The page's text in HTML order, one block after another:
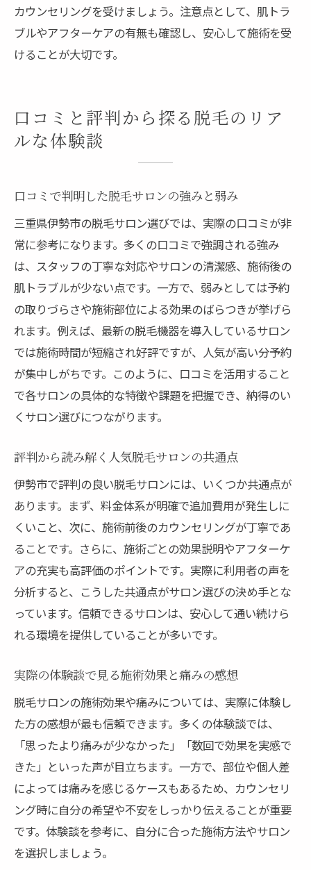
カウンセリングを受けましょう。注意点として、肌トラ
ブルやアフターケアの有無も確認し、安心して施術を受
けることが大切です。
口コミと評判から探る脱毛のリア
ルな体験談
口コミで判明した脱毛サロンの強みと弱み
三重県伊勢市の脱毛サロン選びでは、実際の口コミが非
常に参考になります。多くの口コミで強調される強み
は、スタッフの丁寧な対応やサロンの清潔感、施術後の
肌トラブルが少ない点です。一方で、弱みとしては予約
の取りづらさや施術部位による効果のばらつきが挙げら
れます。例えば、最新の脱毛機器を導入しているサロン
では施術時間が短縮され好評ですが、人気が高い分予約
が集中しがちです。このように、口コミを活用すること
で各サロンの具体的な特徴や課題を把握でき、納得のい
くサロン選びにつながります。
評判から読み解く人気脱毛サロンの共通点
伊勢市で評判の良い脱毛サロンには、いくつか共通点が
あります。まず、料金体系が明確で追加費用が発生しに
くいこと、次に、施術前後のカウンセリングが丁寧であ
ることです。さらに、施術ごとの効果説明やアフターケ
アの充実も高評価のポイントです。実際に利用者の声を
分析すると、こうした共通点がサロン選びの決め手とな
っています。信頼できるサロンは、安心して通い続けら
れる環境を提供していることが多いです。
実際の体験談で見る施術効果と痛みの感想
脱毛サロンの施術効果や痛みについては、実際に体験し
た方の感想が最も信頼できます。多くの体験談では、
「思ったより痛みが少なかった」「数回で効果を実感で
きた」といった声が目立ちます。一方で、部位や個人差
によっては痛みを感じるケースもあるため、カウンセリ
ング時に自分の希望や不安をしっかり伝えることが重要
です。体験談を参考に、自分に合った施術方法やサロン
を選択しましょう。